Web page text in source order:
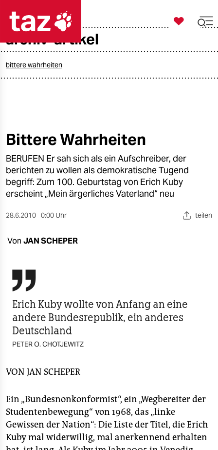
öko
gesellschaft
kultur
sport
berlin
nord
verlag
verlag
veranstaltungen
shop
abo
genossenschaft
epaper login

taz zahl ich
archiv-artikel
bittere wahrheiten
Bittere Wahrheiten
BERUFEN Er sah sich als ein Aufschreiber, der
berichten zu wollen als demokratische Tugend
begriff: Zum 100. Geburtstag von Erich Kuby
erscheint „Mein ärgerliches Vaterland“ neu
28.6.2010 0:00 Uhr teilen
Von JAN SCHEPER

Erich Kuby wollte von Anfang an eine
andere Bundesrepublik, ein anderes
Deutschland
PETER O. CHOTJEWITZ
VON JAN SCHEPER
Ein „Bundesnonkonformist“, ein „Wegbereiter der
Studentenbewegung“ von 1968, das „linke
Gewissen der Nation“: Die Liste der Titel, die Erich
Kuby mal widerwillig, mal anerkennend erhalten